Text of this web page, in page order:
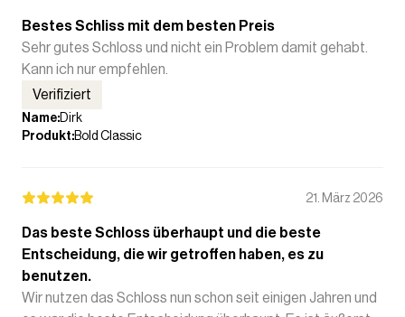
Bestes Schliss mit dem besten Preis
Sehr gutes Schloss und nicht ein Problem damit gehabt.
Kann ich nur empfehlen.
Verifiziert
Name:Dirk
Produkt:Bold Classic
21. März 2026
Das beste Schloss überhaupt und die beste
Entscheidung, die wir getroffen haben, es zu
benutzen.
Wir nutzen das Schloss nun schon seit einigen Jahren und